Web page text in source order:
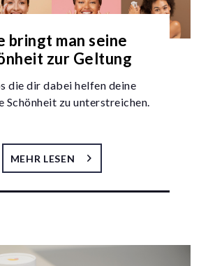
bringt man seine
zur Geltung
die dir dabei helfen deine
Schönheit zu unterstreichen.
MEHR LESEN